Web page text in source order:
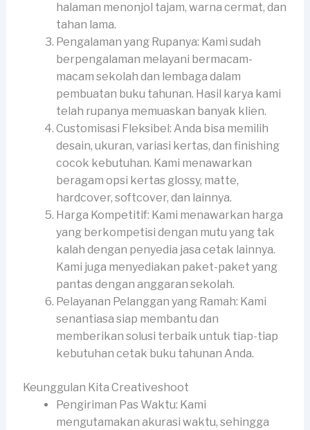
halaman menonjol tajam, warna cermat, dan
tahan lama.
Pengalaman yang Rupanya: Kami sudah
berpengalaman melayani bermacam-
macam sekolah dan lembaga dalam
pembuatan buku tahunan. Hasil karya kami
telah rupanya memuaskan banyak klien.
Customisasi Fleksibel: Anda bisa memilih
desain, ukuran, variasi kertas, dan finishing
cocok kebutuhan. Kami menawarkan
beragam opsi kertas glossy, matte,
hardcover, softcover, dan lainnya.
Harga Kompetitif: Kami menawarkan harga
yang berkompetisi dengan mutu yang tak
kalah dengan penyedia jasa cetak lainnya.
Kami juga menyediakan paket-paket yang
pantas dengan anggaran sekolah.
Pelayanan Pelanggan yang Ramah: Kami
senantiasa siap membantu dan
memberikan solusi terbaik untuk tiap-tiap
kebutuhan cetak buku tahunan Anda.
Keunggulan Kita Creativeshoot
Pengiriman Pas Waktu: Kami
mengutamakan akurasi waktu, sehingga